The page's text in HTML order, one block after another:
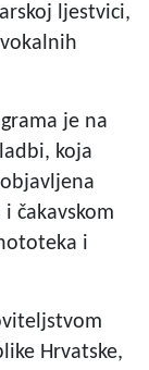
ljestvici,
je na
koja
čakavskom
i
Hrvatske,